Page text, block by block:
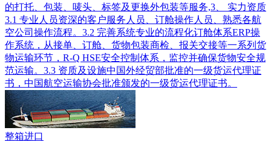
的打托、包装、唛头、标签及更换外包装等服务,3、 实力资质
3.1 专业人员资深的客户服务人员、订舱操作人员、熟悉各航
空公司操作流程。3.2 完善系统专业的流程化订舱体系ERP操
作系统，从接单、订舱、货物包装商检、报关交接等一系列货
物运输环节，R-Q HSE安全控制体系，监控并确保货物安全规
范运输。3.3 资质及设施中国外经贸部批准的一级货运代理证
书，中国航空运输协会批准颁发的一级货运代理证书。
整箱进口